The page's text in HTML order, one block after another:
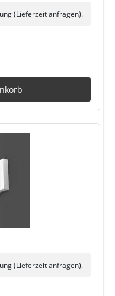
(Lieferzeit anfragen).
(Lieferzeit anfragen).